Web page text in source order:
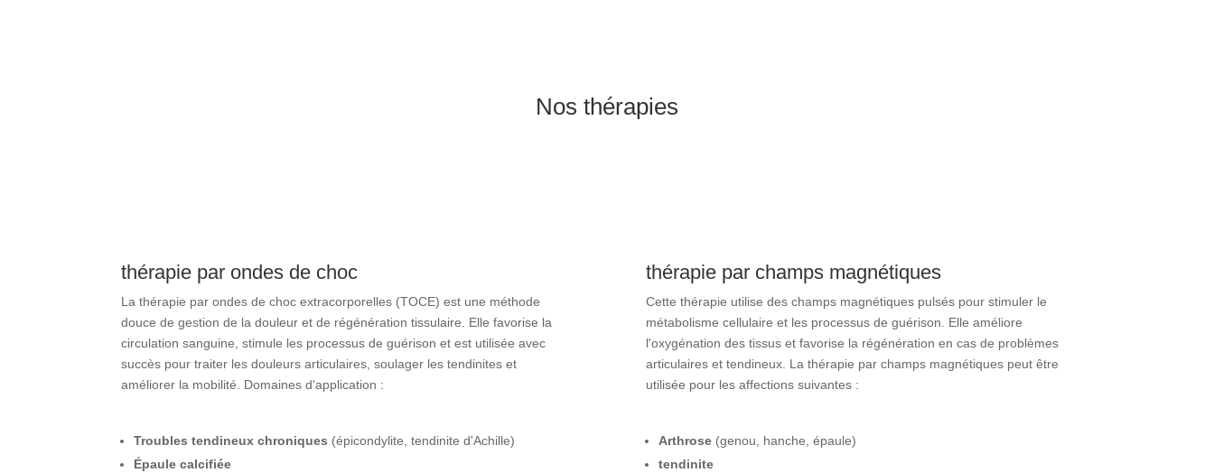
Nos thérapies
thérapie par ondes de choc
La thérapie par ondes de choc extracorporelles (TOCE) est une méthode
douce de gestion de la douleur et de régénération tissulaire. Elle favorise la
circulation sanguine, stimule les processus de guérison et est utilisée avec
succès pour traiter les douleurs articulaires, soulager les tendinites et
améliorer la mobilité. Domaines d'application :
Troubles tendineux chroniques (épicondylite, tendinite d'Achille)
Épaule calcifiée
thérapie par champs magnétiques
Cette thérapie utilise des champs magnétiques pulsés pour stimuler le
métabolisme cellulaire et les processus de guérison. Elle améliore
l'oxygénation des tissus et favorise la régénération en cas de problèmes
articulaires et tendineux. La thérapie par champs magnétiques peut être
utilisée pour les affections suivantes :
Arthrose(genou, hanche, épaule)
tendinite